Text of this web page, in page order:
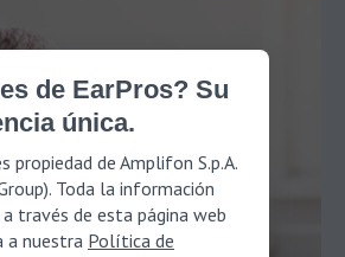
de EarPros? Su
única.
propiedad de Amplifon S.p.A.
Toda la información
través de esta página web
a nuestra Política de